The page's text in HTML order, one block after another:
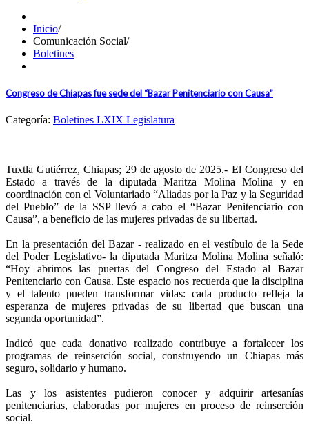
Inicio/
Comunicación Social/
Boletines
Congreso de Chiapas fue sede del “Bazar Penitenciario con Causa”
Categoría: Boletines LXIX Legislatura
Tuxtla Gutiérrez, Chiapas; 29 de agosto de 2025.- El Congreso del
Estado a través de la diputada Maritza Molina Molina y en
coordinación con el Voluntariado “Aliadas por la Paz y la Seguridad
del Pueblo” de la SSP llevó a cabo el “Bazar Penitenciario con
Causa”, a beneficio de las mujeres privadas de su libertad.
En la presentación del Bazar - realizado en el vestíbulo de la Sede
del Poder Legislativo- la diputada Maritza Molina Molina señaló:
“Hoy abrimos las puertas del Congreso del Estado al Bazar
Penitenciario con Causa. Este espacio nos recuerda que la disciplina
y el talento pueden transformar vidas: cada producto refleja la
esperanza de mujeres privadas de su libertad que buscan una
segunda oportunidad”.
Indicó que cada donativo realizado contribuye a fortalecer los
programas de reinserción social, construyendo un Chiapas más
seguro, solidario y humano.
Las y los asistentes pudieron conocer y adquirir artesanías
penitenciarias, elaboradas por mujeres en proceso de reinserción
social.